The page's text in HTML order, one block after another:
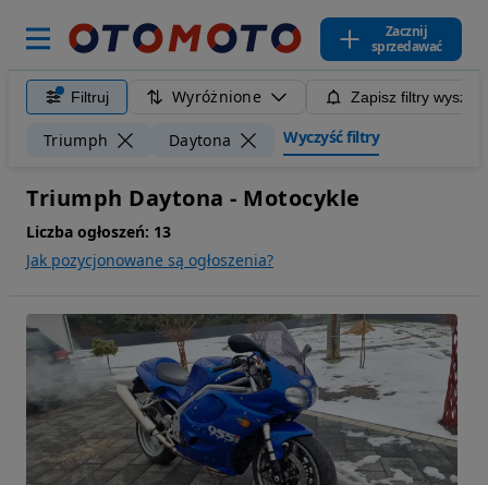
Zacznij
sprzedawać
Filtruj Wyróżnione Zapisz filtry
Triumph Daytona Wyczyść filtry
Triumph Daytona - Motocykle
Liczba ogłoszeń: 13
Jak pozycjonowane są ogłoszenia?